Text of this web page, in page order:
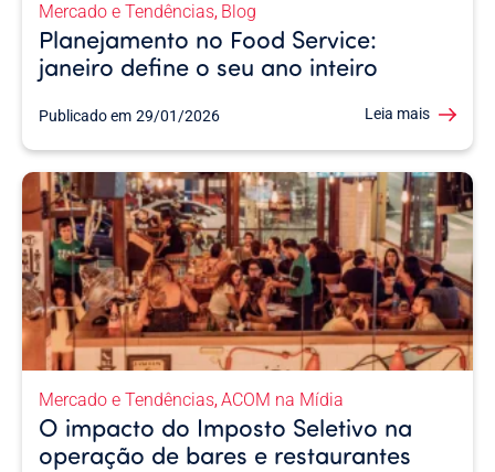
Mercado e Tendências, Blog
Planejamento no Food Service:
janeiro define o seu ano inteiro
Publicado em 29/01/2026 Leia mais
Mercado e Tendências,ACOM na Mídia
O impacto do Imposto Seletivo na
operação de bares e restaurantes